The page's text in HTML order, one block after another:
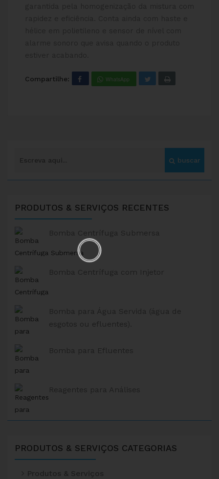
Compartilhe: WhatsApp
PRODUTOS & SERVIÇOS RECENTES
Bomba Centrífuga Submersa
Bomba Centrífuga com Injetor
Bomba para Água Servida (água de
esgotos ou efluentes).
Bomba para Efluentes
Reagentes para Análises
PRODUTOS & SERVIÇOS CATEGORIAS
Produtos & Serviços